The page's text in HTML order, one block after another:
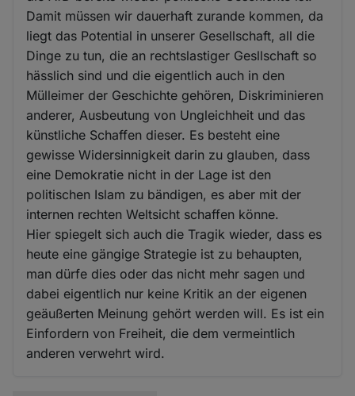
Damit müssen wir dauerhaft zurande kommen, da
liegt das Potential in unserer Gesellschaft, all die
Dinge zu tun, die an rechtslastiger Gesllschaft so
hässlich sind und die eigentlich auch in den
Mülleimer der Geschichte gehören, Diskriminieren
anderer, Ausbeutung von Ungleichheit und das
künstliche Schaffen dieser. Es besteht eine
gewisse Widersinnigkeit darin zu glauben, dass
eine Demokratie nicht in der Lage ist den
politischen Islam zu bändigen, es aber mit der
internen rechten Weltsicht schaffen könne.
Hier spiegelt sich auch die Tragik wieder, dass es
heute eine gängige Strategie ist zu behaupten,
man dürfe dies oder das nicht mehr sagen und
dabei eigentlich nur keine Kritik an der eigenen
geäußerten Meinung gehört werden will. Es ist ein
Einfordern von Freiheit, die dem vermeintlich
anderen verwehrt wird.